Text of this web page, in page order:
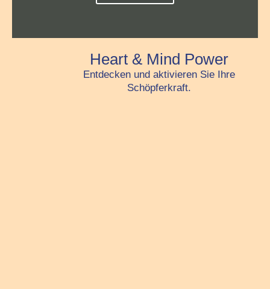
Heart & Mind Power
Entdecken und aktivieren Sie Ihre
Schöpferkraft.